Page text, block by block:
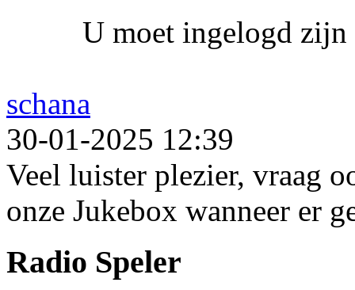
U moet ingelogd zijn
schana
30-01-2025 12:39
Veel luister plezier, vraag
onze Jukebox wanneer er
Radio Speler